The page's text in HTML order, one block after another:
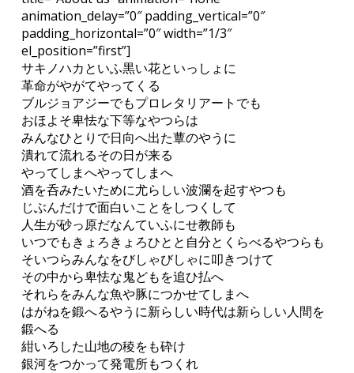
animation_delay=”0″ padding_vertical=”0″
padding_horizontal=”0″ width=”1/3″
el_position=”first”]
サキノハカといふ黒い花といっしょに
革命がやがてやってくる
ブルジョアジーでもプロレタリアートでも
おほよそ卑怯な下等なやつらは
みんなひとりで日向へ出た蕈のやうに
潰れて流れるその日が来る
やってしまへやってしまへ
酒を呑みたいために尤らしい波瀾を起すやつも
じぶんだけで面白いことをしつくして
人生が砂っ原だなんていふにせ教師も
いつでもきょろきょろひとと自分とくらべるやつらも
そいつらみんなをびしゃびしゃに叩きつけて
その中から卑怯な鬼どもを追ひ払へ
それらをみんな魚や豚につかせてしまへ
はがねを鍛へるやうに新らしい時代は新らしい人間を
鍛へる
紺いろした山地の稜をも砕け
銀河をつかって発電所もつくれ